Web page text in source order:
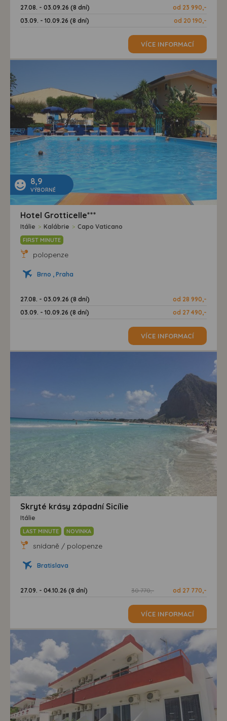
27.08. - 03.09.26 (8 dní)
od 23 990,-
03.09. - 10.09.26 (8 dní)
od 20 190,-
VÍCE INFORMACÍ
8,9
VÝBORNÉ
Hotel Grotticelle***
Itálie > Kalábrie > Capo Vaticano
FIRST MINUTE
polopenze
Brno , Praha
27.08. - 03.09.26 (8 dní)
od 28 990,-
03.09. - 10.09.26 (8 dní)
od 27 490,-
VÍCE INFORMACÍ
Skryté krásy západní Sicílie
Itálie
LAST MINUTE NOVINKA
snídaně / polopenze
Bratislava
27.09. - 04.10.26 (8 dní) 30 770,- od 27 770,-
VÍCE INFORMACÍ